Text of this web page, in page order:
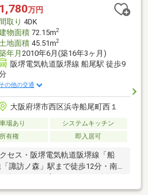
1,780万円
取り 4DK
物面積72.15m2
地面積45.51m2
年月 2010年6月(築16年3ヶ月)
阪堺電気軌道阪堺線 船尾駅 徒歩9
その他の交通
大阪府堺市西区浜寺船尾町西１
場あり
システムキッチン
所有権 即入居可
セス・阪堺電気軌道阪堺線「船
諏訪ノ森」駅まで徒歩12分・南
す。■廊下や和室、各洋室に収納